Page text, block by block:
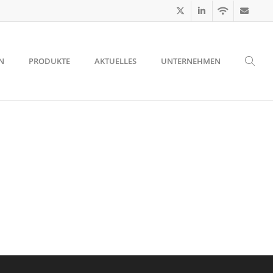
PRODUKTE AKTUELLES UNTERNEHMEN